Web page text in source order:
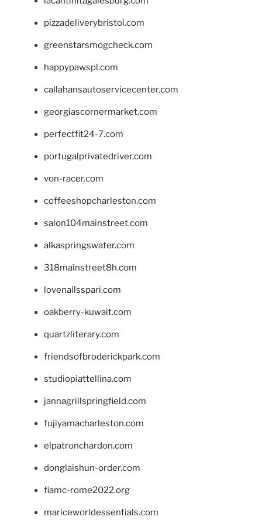
pizzadeliverybristol.com
greenstarsmogcheck.com
happypawspl.com
callahansautoservicecenter.com
georgiascornermarket.com
perfectfit24-7.com
portugalprivatedriver.com
von-racer.com
coffeeshopcharleston.com
salon104mainstreet.com
alkaspringswater.com
318mainstreet8h.com
lovenailsspari.com
oakberry-kuwait.com
quartzliterary.com
friendsofbroderickpark.com
studiopiattellina.com
jannagrillspringfield.com
fujiyamacharleston.com
elpatronchardon.com
donglaishun-order.com
fiamc-rome2022.org
mariceworldessentials.com